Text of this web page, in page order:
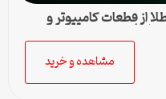
از قطعات کامپیوتر و
مشاهده و خرید